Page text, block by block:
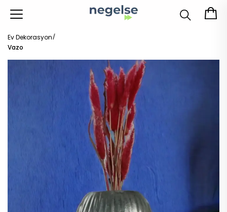
Ev Dekorasyon
Vazo